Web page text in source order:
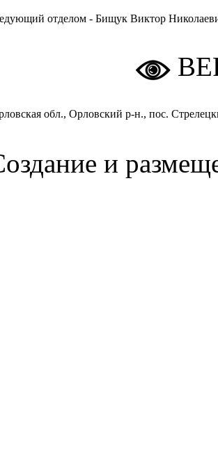
отделом - Бищук Виктор
обл., Орловский р-н., пос.
и